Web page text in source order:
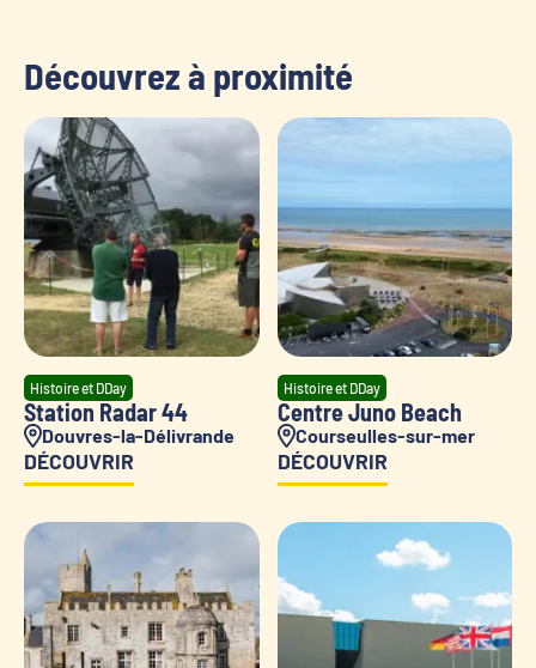
Découvrez à proximité
Histoire et DDay
Station Radar 44
Douvres-la-Délivrande
DÉCOUVRIR
Histoire et DDay
Centre Juno Beach
Courseulles-sur-mer
DÉCOUVRIR